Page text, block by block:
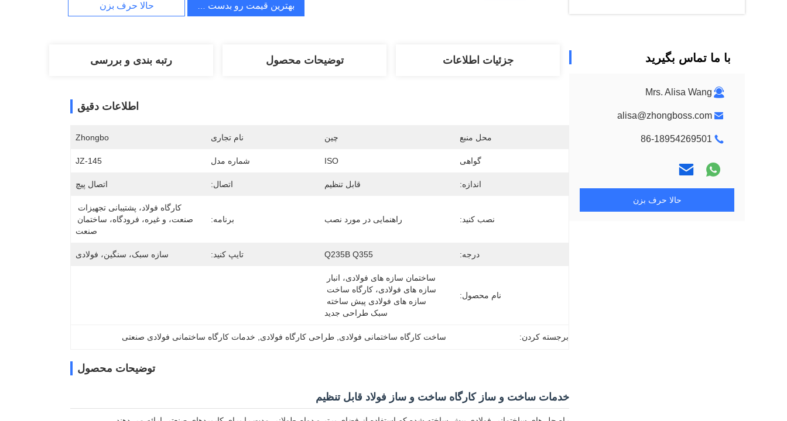
با ما تماس بگیرید
Mrs. Alisa Wang
alisa@zhongboss.com
86-18954269501
حالا حرف بزن
بهترین قیمت رو بدست بیار حالا حرف بزن
جزئیات اطلاعات توضیحات محصول رتبه بندی و بررسی
اطلاعات دقیق
محل منبع چین نام تجاری Zhongbo
گواهی ISO شماره مدل JZ-145
اندازه: قابل تنظیم اتصال: اتصال پیچ
نصب کنید: راهنمایی در مورد نصب برنامه:
صنعت
درجه: Q235B Q355 تایپ کنید: سازه سبک، سنگین، فولادی
نام محصول:
سبک طراحی جدید
برجسته کردن: ساخت کارگاه ساختمانی فولادی , طراحی کارگاه فولادی خدمات کارگاه ساختمانی فولادی صنعتی
توضیحات محصول
خدمات ساخت و ساز کارگاه ساخت و ساز فولاد قابل تنظیم